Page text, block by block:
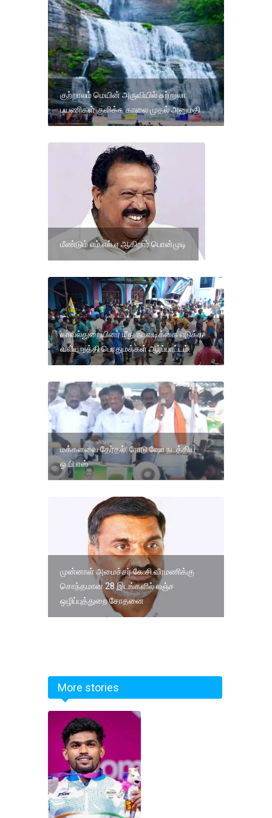
குற்றாலம் மெயின் அருவியில் சுற்றுலா
பயணிகள் குளிக்க காலை முதல் அனுமதி .
மீண்டும் எம்.எல்.ஏ ஆகிறார் பொன்முடி
காவல்துறையினர் மீது நடவடிக்கை எடுக்க
வலியுறுத்தி பொதுமக்கள் ஆர்ப்பாட்டம்.
மக்களவை தேர்தல்: ரோடு ஷோ நடத்திய
ஓ.பி.எஸ்
முன்னாள் அமைச்சர் கே.சி.வீரமணிக்கு
சொந்தமான 28 இடங்களில் லஞ்ச
ஒழிப்புத்துறை சோதனை
More stories